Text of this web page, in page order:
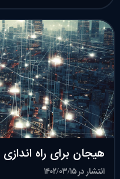
هیجان برای راه
انتشار در ۱۴۰۲/۰۳/۱۵